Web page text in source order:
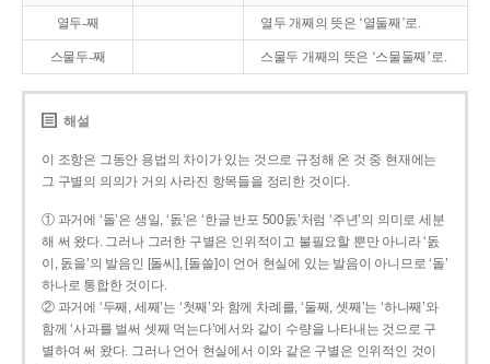
열두-째 열두 개째의 뜻은 ‘열둘째’로.
스물두-째 스물두 개째의 뜻은 ‘스물둘째’로.
해설
이 조항은 그동안 용법의 차이가 있는 것으로 규정해 온 것 중 현재에는
그 구별의 의의가 거의 사라진 항목들을 정리한 것이다.
① 과거에 ‘돌’은 생일, ‘돐’은 ‘한글 반포 500돐’처럼 ‘주년’의 의미로 세분
해 써 왔다. 그러나 그러한 구별은 인위적이고 불필요할 뿐만 아니라 ‘돐
이, 돐을’의 발음인 [돌씨], [돌쓸]이 언어 현실에 있는 발음이 아니므로 ‘돌’
하나로 통합한 것이다.
② 과거에 ‘두째, 세째’는 ‘첫째’와 함께 차례를, ‘둘째, 셋째’는 ‘하나째’와
함께 ‘사과를 벌써 셋째 먹는다’에서와 같이 수량을 나타내는 것으로 구
별하여 써 왔다. 그러나 언어 현실에서 이와 같은 구별은 인위적인 것이